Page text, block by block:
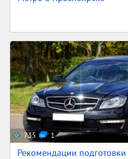
735 1
Рекомендации